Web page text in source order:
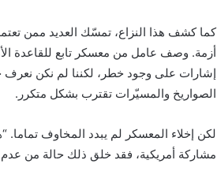
كما كشف هذا النزاع، تمسّك العديد ممن
أزمة. وصف عامل من معسكر تابع للقاعدة
إشارات على وجود خطر، لكننا لم نكن نعرف
الصواريخ والمسيّرات تقترب بشكل متكرر.
لكن إخلاء المعسكر لم يبدد المخاوف تماما.
مشاركة أمريكية، فقد خلق ذلك حالة من عدم